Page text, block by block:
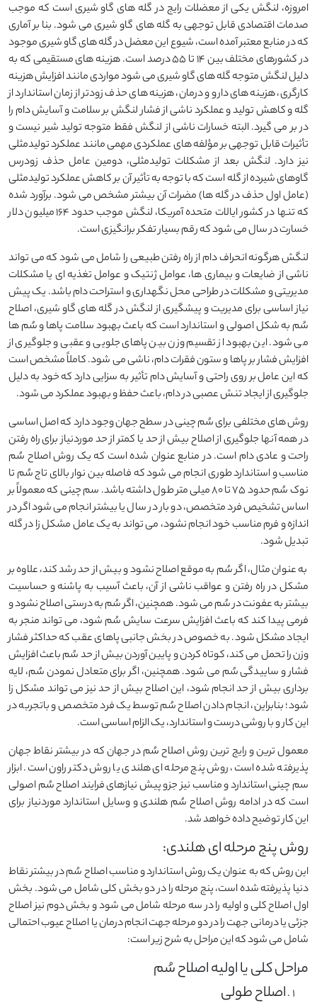
امروزه، لنگش یکی از معضلات رایج در گله های گاو شیری است که موجب
صدمات اقتصادی قابل توجهی به گله های گاو شیری می شود. بنا بر آماری
که در منابع معتبر آمده است، شیوع این معضل در گله های گاو شیری موجود
در کشورهای مختلف بین ۱۴ تا ۵۵ درصد است. هزینه های مستقیمی که به
دلیل لنگش متوجه گله های گاو شیری می شود مواردی مانند افزایش هزینه
کارگری، هزینه های دارو و درمان، هزینه های حذف زودتر از زمان استاندارد از
گله و کاهش تولید و عملکرد ناشی از فشار لنگش بر سلامت و آسایش دام را
در بر می گیرد. البته خسارات ناشی از لنگش فقط متوجه تولید شیر نیست و
تأثیرات قابل توجهی بر مؤلفه های عملکردی مهمی مانند عملکرد تولیدمثلی
نیز دارد. لنگش بعد از مشکلات تولیدمثلی، دومین عامل حذف زودرس
گاوهای شیرده از گله است که با توجه به تأثیر آن بر کاهش عملکرد تولیدمثلی
(عامل اول حذف در گله ها) مضرات آن بیشتر مشخص می شود. برآورد شده
که تنها در کشور ایالات متحده آمریکا، لنگش موجب حدود ۱۶۴ میلیون دلار
خسارت در سال می شود که رقم بسیار تفکر برانگیزی است.
لنگش هرگونه انحراف دام از راه رفتن طبیعی را شامل می شود که می تواند
ناشی از ضایعات و بیماری ها، عوامل ژنتیک و عوامل تغذیه ای یا مشکلات
مدیریتی و مشکلات در طراحی محل نگهداری و استراحت دام باشد. یک پیش
نیاز اساسی برای مدیریت و پیشگیری از لنگش در گله های گاو شیری، اصلاح
سُم به شکل اصولی و استاندارد است که باعث بهبود سلامت پاها و سُم ها
می شود. این بهبود از تقسیم وزن بین پاهای جلویی و عقبی و جلوگیری از
افزایش فشار بر پاها و ستون فقرات دام، ناشی می شود. کاملاً مشخص است
که این عامل بر روی راحتی و آسایش دام تأثیر به سزایی دارد که خود به دلیل
جلوگیری از ایجاد تنش عصبی در دام، باعث حفظ و بهبود عملکرد می شود.
روش های مختلفی برای سُم چینی در سطح جهان وجود دارد که اصل اساسی
در همه آنها جلوگیری از اصلاح بیش از حد یا کمتر از حد موردنیاز برای راه رفتن
راحت و عادی دام است. در منابع عنوان شده است که یک روش اصلاح سُم
مناسب و استاندارد طوری انجام می شود که فاصله بین نوار بالای تاج سُم تا
نوک سُم حدود ۷۵ تا ۸۰ میلی متر طول داشته باشد. سم چینی که معمولاً بر
اساس تشخیص فرد متخصص، دو بار در سال یا بیشتر انجام می شود اگر در
اندازه و فرم مناسب خود انجام نشود، می تواند به یک عامل مشکل زا در گله
تبدیل شود.
به عنوان مثال، اگر سُم به موقع اصلاح نشود و بیش از حد رشد کند، علاوه بر
مشکل در راه رفتن و عواقب ناشی از آن، باعث آسیب به پاشنه و حساسیت
بیشتر به عفونت در سُم می شود. همچنین، اگر سُم به درستی اصلاح نشود و
فرمی پیدا کند که باعث افزایش سرعت سایش سُم شود، می تواند منجر به
ایجاد مشکل شود. به خصوص در بخش جانبی پاهای عقب که حداکثر فشار
وزن را تحمل می کند، کوتاه کردن و پایین آوردن بیش از حد سُم باعث افزایش
فشار و ساییدگی سُم می شود. همچنین، اگر برای متعادل نمودن سُم، لایه
برداری بیش از حد انجام شود، این اصلاح بیش از حد نیز می تواند مشکل زا
شود؛ بنابراین، انجام دادن اصلاح سُم توسط یک فرد متخصص و باتجربه در
این کار و با روشی درست و استاندارد، یک الزام اساسی است.
معمول ترین و رایج ترین روش اصلاح سُم در جهان که در بیشتر نقاط جهان
پذیرفته شده است، روش پنج مرحله ای هلندی یا روش دکتر راون است. ابزار
سم چینی استاندارد و مناسب نیز جزو پیش نیازهای فرایند اصلاح سُم اصولی
است که در ادامه روش اصلاح سُم هلندی و وسایل استاندارد موردنیاز برای
این کار توضیح داده خواهد شد.
روش پنج مرحله ای هلندی:
این روش که به عنوان یک روش استاندارد و مناسب اصلاح سُم در بیشتر نقاط
دنیا پذیرفته شده است، پنج مرحله را در دو بخش کلی شامل می شود. بخش
اول اصلاح کلی و اولیه را در سه مرحله شامل می شود و بخش دوم نیز اصلاح
جزئی یا درمانی جهت را در دو مرحله جهت انجام درمان یا اصلاح عیوب احتمالی
شامل می شود که این مراحل به شرح زیر است:
مراحل کلی یا اولیه اصلاح سُم
اصلاح طولی